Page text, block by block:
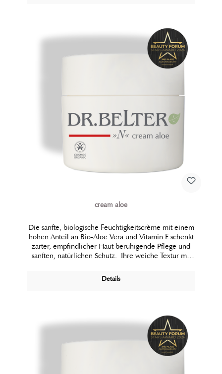
cream aloe
Die sanfte, biologische Feuchtigkeitscrème mit einem
hohen Anteil an Bio-Aloe Vera und Vitamin E schenkt
zarter, empfindlicher Haut beruhigende Pflege und
sanften, natürlichen Schutz. Ihre weiche Textur mit
die Haut angenehm geschmeidig und glatt gepflegt.
Details